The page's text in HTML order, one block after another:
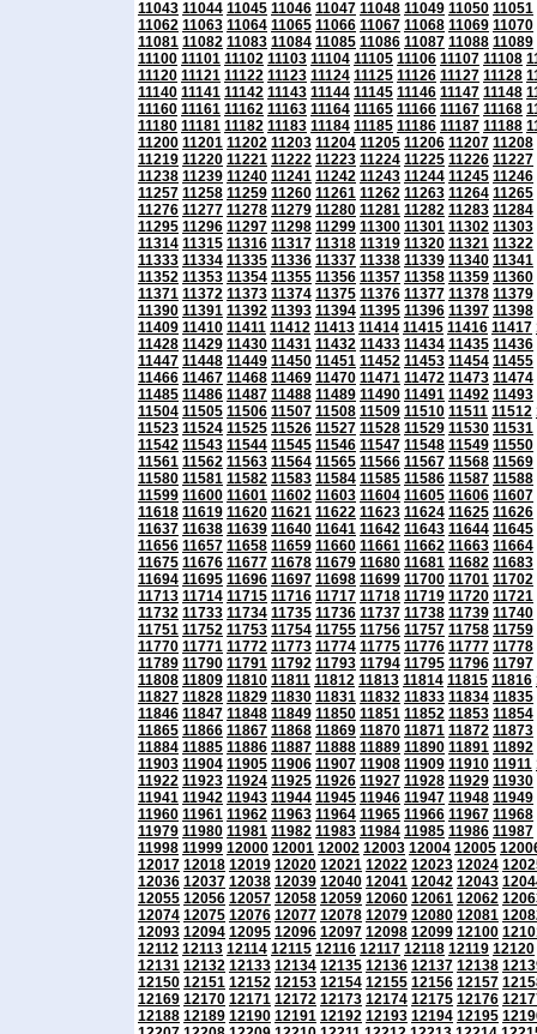
11043 11044 11045 11046 11047 11048 11049 11050 11051
11062 11063 11064 11065 11066 11067 11068 11069 11070
11081 11082 11083 11084 11085 11086 11087 11088 11089
11100 11101 11102 11103 11104 11105 11106 11107 11108
11120 11121 11122 11123 11124 11125 11126 11127 11128
11140 11141 11142 11143 11144 11145 11146 11147 11148
11160 11161 11162 11163 11164 11165 11166 11167 11168
11180 11181 11182 11183 11184 11185 11186 11187 11188
11200 11201 11202 11203 11204 11205 11206 11207 11208
11219 11220 11221 11222 11223 11224 11225 11226 11227
11238 11239 11240 11241 11242 11243 11244 11245 11246
11257 11258 11259 11260 11261 11262 11263 11264 11265
11276 11277 11278 11279 11280 11281 11282 11283 11284
11295 11296 11297 11298 11299 11300 11301 11302 11303
11314 11315 11316 11317 11318 11319 11320 11321 11322
11333 11334 11335 11336 11337 11338 11339 11340 11341
11352 11353 11354 11355 11356 11357 11358 11359 11360
11371 11372 11373 11374 11375 11376 11377 11378 11379
11390 11391 11392 11393 11394 11395 11396 11397 11398
11409 11410 11411 11412 11413 11414 11415 11416 11417
11428 11429 11430 11431 11432 11433 11434 11435 11436
11447 11448 11449 11450 11451 11452 11453 11454 11455
11466 11467 11468 11469 11470 11471 11472 11473 11474
11485 11486 11487 11488 11489 11490 11491 11492 11493
11504 11505 11506 11507 11508 11509 11510 11511 11512
11523 11524 11525 11526 11527 11528 11529 11530 11531
11542 11543 11544 11545 11546 11547 11548 11549 11550
11561 11562 11563 11564 11565 11566 11567 11568 11569
11580 11581 11582 11583 11584 11585 11586 11587 11588
11599 11600 11601 11602 11603 11604 11605 11606 11607
11618 11619 11620 11621 11622 11623 11624 11625 11626
11637 11638 11639 11640 11641 11642 11643 11644 11645
11656 11657 11658 11659 11660 11661 11662 11663 11664
11675 11676 11677 11678 11679 11680 11681 11682 11683
11694 11695 11696 11697 11698 11699 11700 11701 11702
11713 11714 11715 11716 11717 11718 11719 11720 11721
11732 11733 11734 11735 11736 11737 11738 11739 11740
11751 11752 11753 11754 11755 11756 11757 11758 11759
11770 11771 11772 11773 11774 11775 11776 11777 11778
11789 11790 11791 11792 11793 11794 11795 11796 11797
11808 11809 11810 11811 11812 11813 11814 11815 11816
11827 11828 11829 11830 11831 11832 11833 11834 11835
11846 11847 11848 11849 11850 11851 11852 11853 11854
11865 11866 11867 11868 11869 11870 11871 11872 11873
11884 11885 11886 11887 11888 11889 11890 11891 11892
11903 11904 11905 11906 11907 11908 11909 11910 11911
11922 11923 11924 11925 11926 11927 11928 11929 11930
11941 11942 11943 11944 11945 11946 11947 11948 11949
11960 11961 11962 11963 11964 11965 11966 11967 11968
11979 11980 11981 11982 11983 11984 11985 11986 11987
11998 11999 12000 12001 12002 12003 12004 12005
12017 12018 12019 12020 12021 12022 12023 12024
12036 12037 12038 12039 12040 12041 12042 12043
12055 12056 12057 12058 12059 12060 12061 12062
12074 12075 12076 12077 12078 12079 12080 12081
12093 12094 12095 12096 12097 12098 12099 12100
12112 12113 12114 12115 12116 12117 12118 12119 12120
12131 12132 12133 12134 12135 12136 12137 12138
12150 12151 12152 12153 12154 12155 12156 12157
12169 12170 12171 12172 12173 12174 12175 12176
12188 12189 12190 12191 12192 12193 12194 12195